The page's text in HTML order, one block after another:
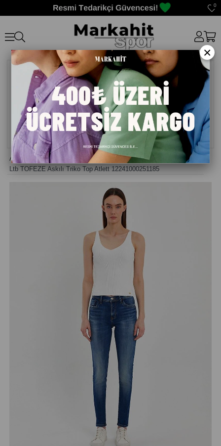
0
Anasayfa> Atlet bayan>
Ltb TOFEZE Askılı Triko Top Atlett 12241000251185
×